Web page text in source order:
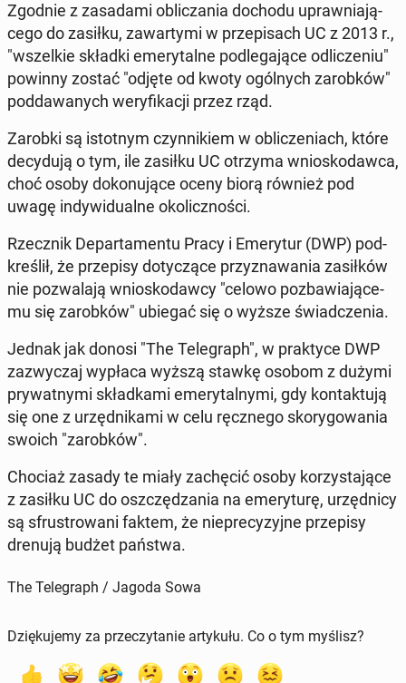
Zgodnie z za­sa­da­mi ob­li­cza­nia dochodu upraw­nia­ją­
ce­go do zasiłku, za­war­ty­mi w prze­pi­sach UC z 2013 r.,
"wszel­kie składki eme­ry­tal­ne pod­le­ga­ją­ce od­li­cze­niu"
powinny zostać "odjęte od kwoty ogól­nych za­rob­ków"
pod­da­wa­nych we­ry­fi­ka­cji przez rząd.
Zarobki są istot­nym czyn­ni­kiem w ob­li­cze­niach, które
de­cy­du­ją o tym, ile zasiłku UC otrzyma wnio­sko­daw­ca,
choć osoby do­ko­nu­ją­ce oceny biorą również pod
uwagę in­dy­wi­du­al­ne oko­licz­no­ści.
Rzecz­nik De­par­ta­men­tu Pracy i Eme­ry­tur (DWP) pod­
kre­ślił, że prze­pi­sy do­ty­czą­ce przy­zna­wa­nia za­sił­ków
nie po­zwa­la­ją wnio­sko­daw­cy "celowo po­zba­wia­ją­ce­
mu się za­rob­ków" ubiegać się o wyższe świad­cze­nia.
Jednak jak donosi "The Te­le­graph", w prak­ty­ce DWP
za­zwy­czaj wypłaca wyższą stawkę osobom z dużymi
pry­wat­ny­mi skład­ka­mi eme­ry­tal­ny­mi, gdy kon­tak­tu­ją
się one z urzęd­ni­ka­mi w celu ręcz­ne­go sko­ry­go­wa­nia
swoich "za­rob­ków".
Chociaż zasady te miały za­chę­cić osoby ko­rzy­sta­ją­ce
z zasiłku UC do oszczę­dza­nia na eme­ry­tu­rę, urzęd­ni­cy
są sfru­stro­wa­ni faktem, że nie­pre­cy­zyj­ne prze­pi­sy
drenują budżet państwa.
The Telegraph / Jagoda Sowa
Dziękujemy za przeczytanie artykułu. Co o tym myślisz?